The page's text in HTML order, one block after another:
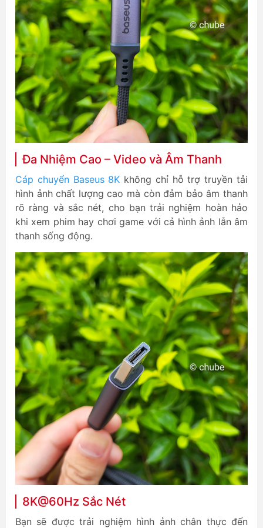
Đa Nhiệm Cao – Video và Âm Thanh
Cáp chuyển Baseus 8K không chỉ hỗ trợ truyền tải
hình ảnh chất lượng cao mà còn đảm bảo âm thanh
rõ ràng và sắc nét, cho bạn trải nghiệm hoàn hảo
khi xem phim hay chơi game với cả hình ảnh lẫn âm
thanh sống động.
8K@60Hz Sắc Nét
Bạn sẽ được trải nghiệm hình ảnh chân thực đến